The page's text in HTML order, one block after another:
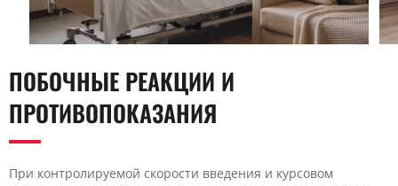
ПОБОЧНЫЕ РЕАКЦИИ И
ПРОТИВОПОКАЗАНИЯ
При контролируемой скорости введения и курсовом